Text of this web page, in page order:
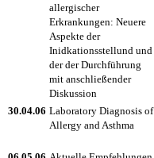
allergischer
Erkrankungen: Neuere
Aspekte der
Inidkationsstellund und
der der Durchführung
mit anschließender
Diskussion
30.04.06 Laboratory Diagnosis of
Allergy and Asthma